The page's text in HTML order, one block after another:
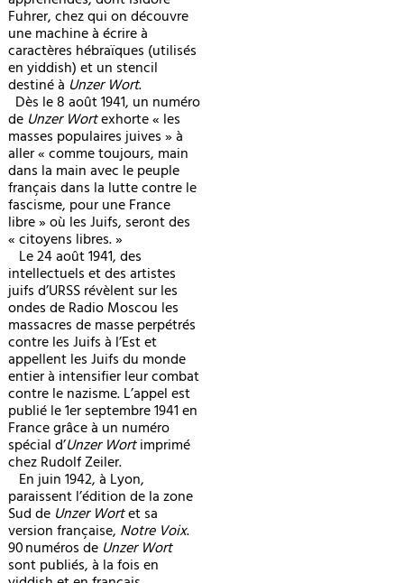
Fuhrer, chez qui on découvre
une machine à écrire à
caractères hébraïques (utilisés
en yiddish) et un stencil
destiné à Unzer Wort.
Dès le 8 août 1941, un numéro
deUnzer Wortexhorte « les
masses populaires juives » à
aller « comme toujours, main
dans la main avec le peuple
français dans la lutte contre le
fascisme, pour une France
libre » où les Juifs, seront des
« citoyens libres. »
Le 24 août 1941, des
intellectuels et des artistes
juifs d’URSS révèlent sur les
ondes de Radio Moscou les
massacres de masse perpétrés
contre les Juifs à l’Est et
appellent les Juifs du monde
entier à intensifier leur combat
contre le nazisme. L’appel est
publié le 1er septembre 1941 en
France grâce à un numéro
spécial d’Unzer Wortimprimé
chez Rudolf Zeiler.
En juin 1942, à Lyon,
paraissent l’édition de la zone
Sud de Unzer Wortet sa
version française, Notre Voix.
90 numéros de Unzer Wort
sont publiés, à la fois en